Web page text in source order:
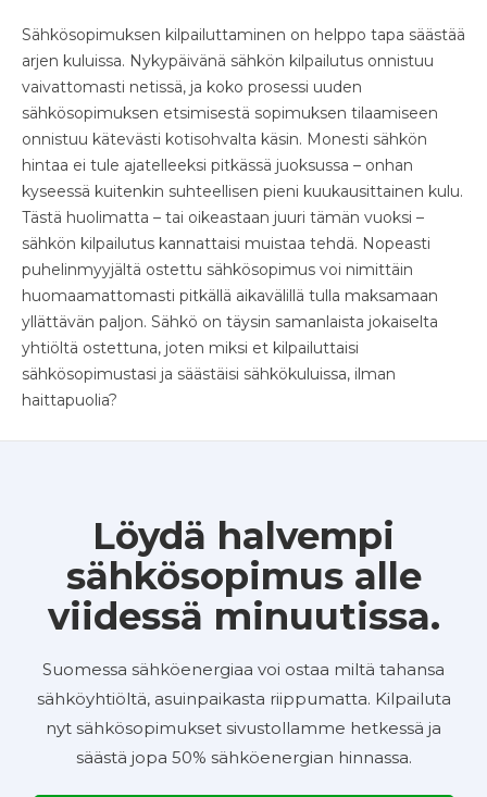
Sähkösopimuksen kilpailuttaminen on helppo tapa säästää
arjen kuluissa. Nykypäivänä sähkön kilpailutus onnistuu
vaivattomasti netissä, ja koko prosessi uuden
sähkösopimuksen etsimisestä sopimuksen tilaamiseen
onnistuu kätevästi kotisohvalta käsin. Monesti sähkön
hintaa ei tule ajatelleeksi pitkässä juoksussa – onhan
kyseessä kuitenkin suhteellisen pieni kuukausittainen kulu.
Tästä huolimatta – tai oikeastaan juuri tämän vuoksi –
sähkön kilpailutus kannattaisi muistaa tehdä. Nopeasti
puhelinmyyjältä ostettu sähkösopimus voi nimittäin
huomaamattomasti pitkällä aikavälillä tulla maksamaan
yllättävän paljon. Sähkö on täysin samanlaista jokaiselta
yhtiöltä ostettuna, joten miksi et kilpailuttaisi
sähkösopimustasi ja säästäisi sähkökuluissa, ilman
haittapuolia?
Löydä halvempi
sähkösopimus alle
viidessä minuutissa.
Suomessa sähköenergiaa voi ostaa miltä tahansa
sähköyhtiöltä, asuinpaikasta riippumatta. Kilpailuta
nyt sähkösopimukset sivustollamme hetkessä ja
säästä jopa 50% sähköenergian hinnassa.